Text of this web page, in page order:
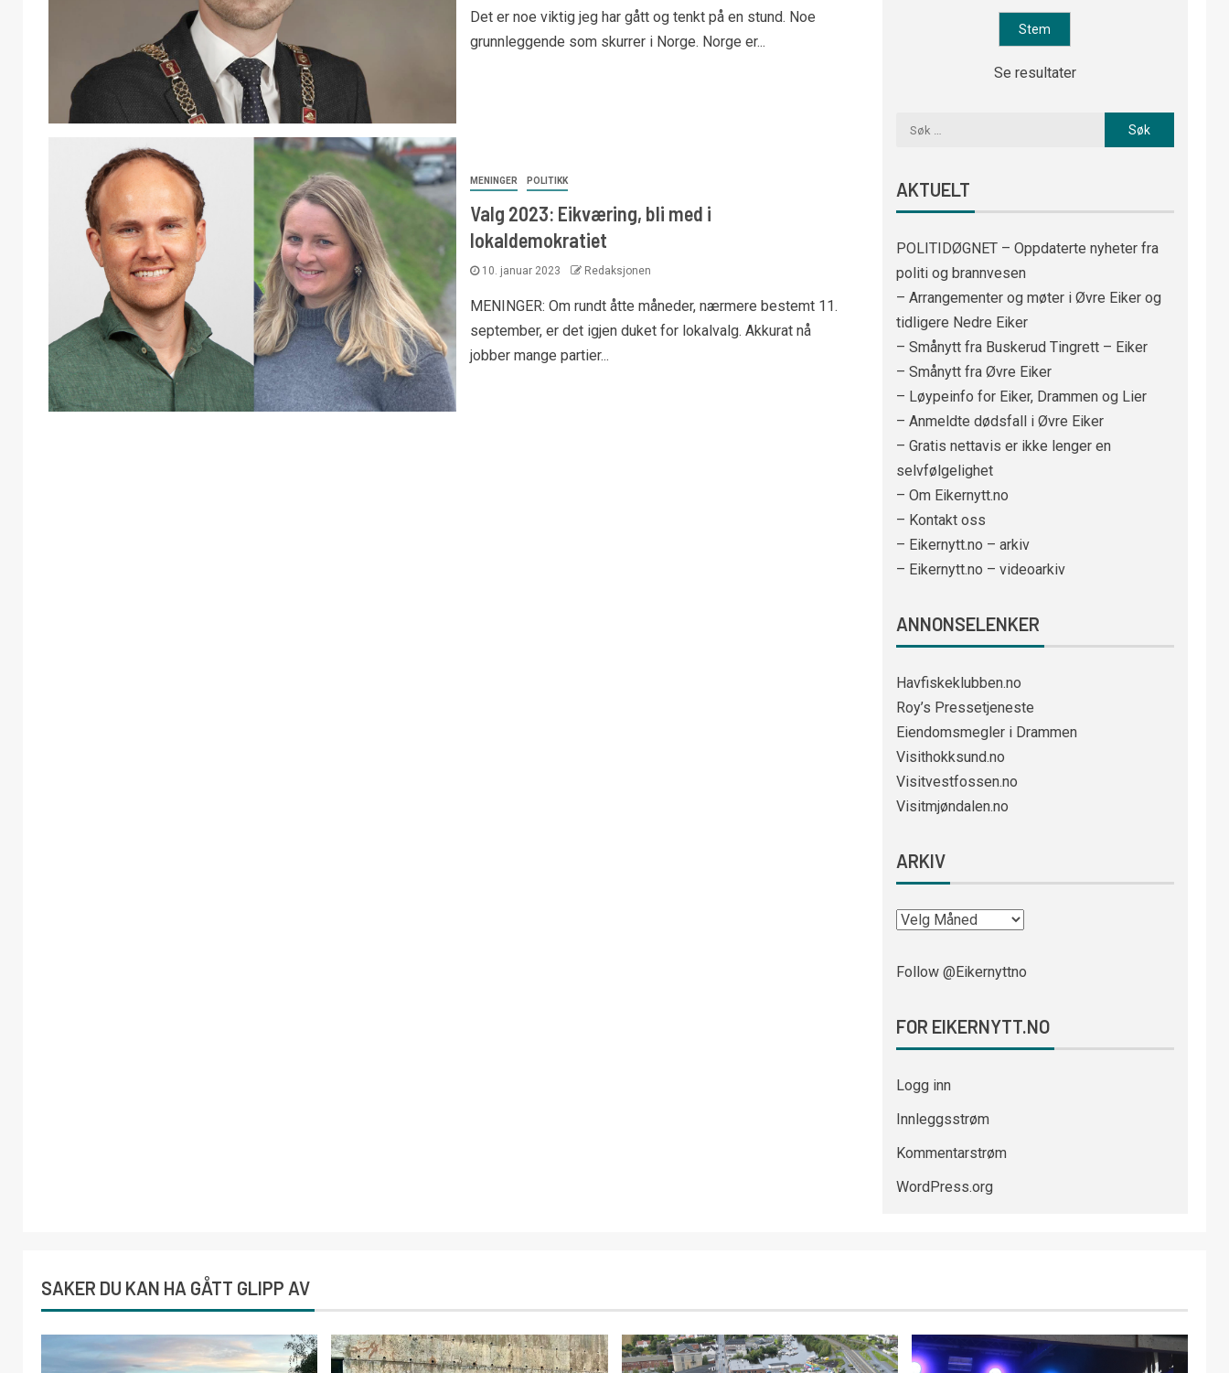
Det er noe viktig jeg har gått og tenkt på en stund. Noe
grunnleggende som skurrer i Norge. Norge er...
MENINGER POLITIKK
Valg 2023: Eikværing, bli med i
lokaldemokratiet
10. januar 2023 Redaksjonen
MENINGER: Om rundt åtte måneder, nærmere bestemt 11.
september, er det igjen duket for lokalvalg. Akkurat nå
jobber mange partier...
Se resultater
AKTUELT
POLITIDØGNET – Oppdaterte nyheter fra
politi og brannvesen
– Arrangementer og møter i Øvre Eiker og
tidligere Nedre Eiker
– Smånytt fra Buskerud Tingrett – Eiker
– Smånytt fra Øvre Eiker
– Løypeinfo for Eiker, Drammen og Lier
– Anmeldte dødsfall i Øvre Eiker
– Gratis nettavis er ikke lenger en
selvfølgelighet
– Om Eikernytt.no
– Kontakt oss
– Eikernytt.no – arkiv
– Eikernytt.no – videoarkiv
ANNONSELENKER
Havfiskeklubben.no
Roy’s Pressetjeneste
Eiendomsmegler i Drammen
Visithokksund.no
Visitvestfossen.no
Visitmjøndalen.no
ARKIV
Follow @Eikernyttno
FOR EIKERNYTT.NO
Logg inn
Innleggsstrøm
Kommentarstrøm
WordPress.org
SAKER DU KAN HA GÅTT GLIPP AV